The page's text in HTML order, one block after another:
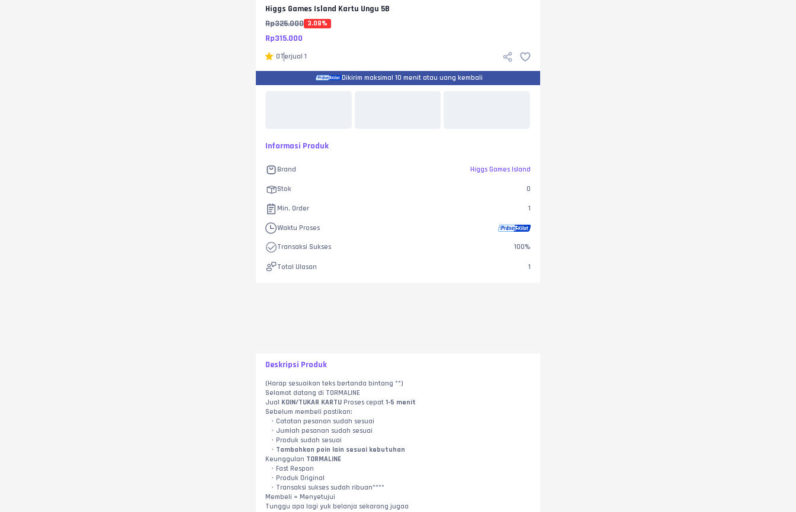
Higgs Games Island Kartu Ungu 5B
Rp325.000 3.08%
Rp315.000
0Terjual 1
Dikirim maksimal 10 menit atau uang kembali
Informasi Produk
Brand Higgs Games Island
Stok 0
Min. Order 1
Waktu Proses
Transaksi Sukses 100%
Total Ulasan 1
Deskripsi Produk
(Harap sesuaikan teks bertanda bintang **)
Selamat datang di TORMALINE
Jual KOIN/TUKAR KARTU Proses cepat 1-5 menit
Sebelum membeli pastikan:
Catatan pesanan sudah sesuai
Jumlah pesanan sudah sesuai
Produk sudah sesuai
Tambahkan poin lain sesuai kebutuhan
Keunggulan TORMALINE
Fast Respon
Produk Original
Transaksi sukses sudah ribuan****
Membeli = Menyetujui
Tunggu apa lagi yuk belanja sekarang jugaa